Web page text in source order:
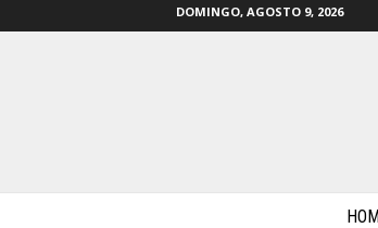
DOMINGO, AGOSTO 9, 2026